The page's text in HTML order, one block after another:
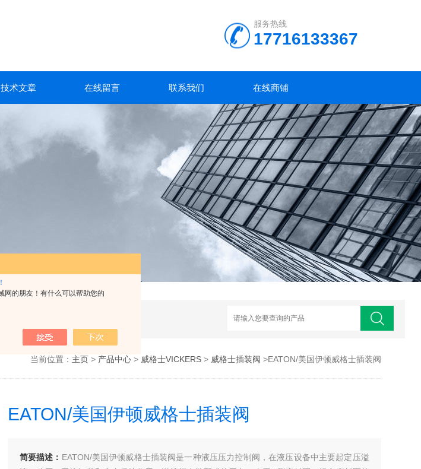
网的朋友！有什么可以帮助您的
服务热线
17716133367
技术文章 在线留言 联系我们 在线商铺
当前位置： 主页> 产品中心> 威格士VICKERS> 威格士插装阀 >EATON/美国伊顿威格士插装阀
EATON/美国伊顿威格士插装阀
简要描述： EATON/美国伊顿威格士插装阀是一种液压压力控制阀，在液压设备中主要起定压溢